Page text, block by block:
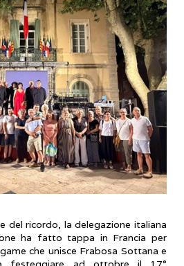
del ricordo, la delegazione italiana
ha fatto tappa in Francia per
che unisce Frabosa Sottana e